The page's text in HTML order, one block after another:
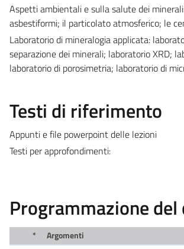
Aspetti ambientali e sulla salute dei
asbestiformi; il particolato atmosferico; le
Laboratorio di mineralogia applicata:
separazione dei minerali; laboratorio XRD;
laboratorio di porosimetria; laboratorio di
Testi di riferimento
Appunti e file powerpoint delle lezioni
Testi per approfondimenti:
Programmazione del
* Argomenti